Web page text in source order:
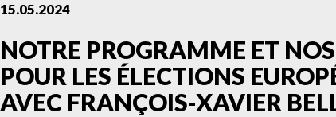
15.05.2024
NOTRE PROGRAMME ET
POUR LES ÉLECTIONS
AVEC FRANÇOIS-XAVIER